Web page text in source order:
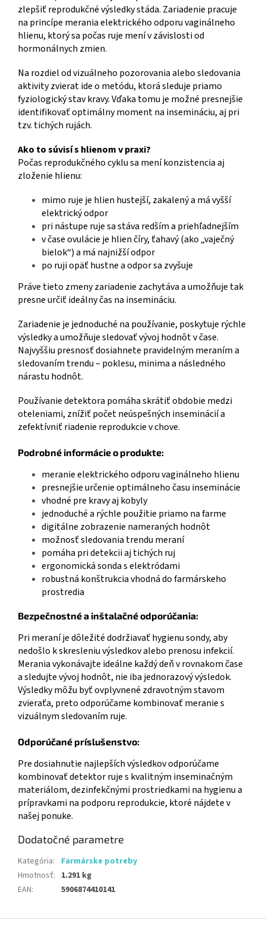
zlepšiť reprodukčné výsledky stáda. Zariadenie pracuje
na princípe merania elektrického odporu vaginálneho
hlienu, ktorý sa počas ruje mení v závislosti od
hormonálnych zmien.
Na rozdiel od vizuálneho pozorovania alebo sledovania
aktivity zvierat ide o metódu, ktorá sleduje priamo
fyziologický stav kravy. Vďaka tomu je možné presnejšie
identifikovať optimálny moment na insemináciu, aj pri
tzv. tichých rujách.
Ako to súvisí s hlienom v praxi?
Počas reprodukčného cyklu sa mení konzistencia aj
zloženie hlienu:
mimo ruje je hlien hustejší, zakalený a má vyšší
elektrický odpor
pri nástupe ruje sa stáva redším a priehľadnejším
v čase ovulácie je hlien číry, ťahavý (ako „vaječný
bielok“) a má najnižší odpor
po ruji opäť hustne a odpor sa zvyšuje
Práve tieto zmeny zariadenie zachytáva a umožňuje tak
presne určiť ideálny čas na insemináciu.
Zariadenie je jednoduché na používanie, poskytuje rýchle
výsledky a umožňuje sledovať vývoj hodnôt v čase.
Najvyššiu presnosť dosiahnete pravidelným meraním a
sledovaním trendu – poklesu, minima a následného
nárastu hodnôt.
Používanie detektora pomáha skrátiť obdobie medzi
oteleniami, znížiť počet neúspešných inseminácií a
zefektívniť riadenie reprodukcie v chove.
Podrobné informácie o produkte:
meranie elektrického odporu vaginálneho hlienu
presnejšie určenie optimálneho času inseminácie
vhodné pre kravy aj kobyly
jednoduché a rýchle použitie priamo na farme
digitálne zobrazenie nameraných hodnôt
možnosť sledovania trendu meraní
pomáha pri detekcii aj tichých ruj
ergonomická sonda s elektródami
robustná konštrukcia vhodná do farmárskeho
prostredia
Bezpečnostné a inštalačné odporúčania:
Pri meraní je dôležité dodržiavať hygienu sondy, aby
nedošlo k skresleniu výsledkov alebo prenosu infekcií.
Merania vykonávajte ideálne každý deň v rovnakom čase
a sledujte vývoj hodnôt, nie iba jednorazový výsledok.
Výsledky môžu byť ovplyvnené zdravotným stavom
zvieraťa, preto odporúčame kombinovať meranie s
vizuálnym sledovaním ruje.
Odporúčané príslušenstvo:
Pre dosiahnutie najlepších výsledkov odporúčame
kombinovať detektor ruje s kvalitným inseminačným
materiálom, dezinfekčnými prostriedkami na hygienu a
prípravkami na podporu reprodukcie, ktoré nájdete v
našej ponuke.
Dodatočné parametre
Kategória:
Farmárske potreby
Hmotnosť: 1.291 kg
EAN: 5906874410141